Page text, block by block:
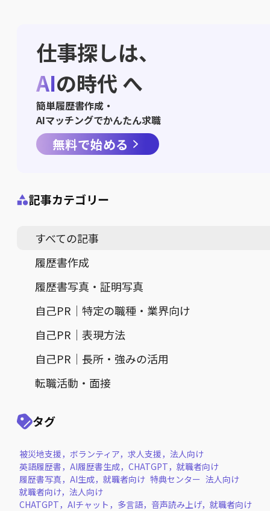
仕事探しは、
AIの時代 へ
簡単履歴書作成・
AIマッチングでかんたん求職
無料で始める
記事カテゴリー
すべての記事
履歴書作成
履歴書写真・証明写真
自己PR｜特定の職種・業界向け
自己PR｜表現方法
自己PR｜長所・強みの活用
転職活動・面接
タグ
被災地支援，ボランティア，求人支援，法人向け
英語履歴書，AI履歴書生成，CHATGPT，就職者向け
履歴書写真，AI生成，就職者向け 特典センター 法人向け
就職者向け，法人向け
CHATGPT，AIチャット，多言語，音声読み上げ，就職者向け